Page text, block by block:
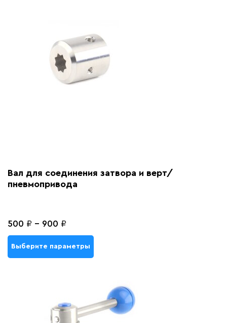
Вал для соединения затвора и верт/
пневмопривода
500 ₽ - 900 ₽
Выберите параметры